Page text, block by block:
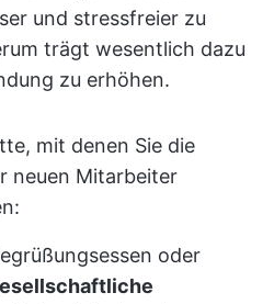
und stressfreier zu
trägt wesentlich dazu
zu erhöhen.
mit denen Sie die
neuen Mitarbeiter
oder